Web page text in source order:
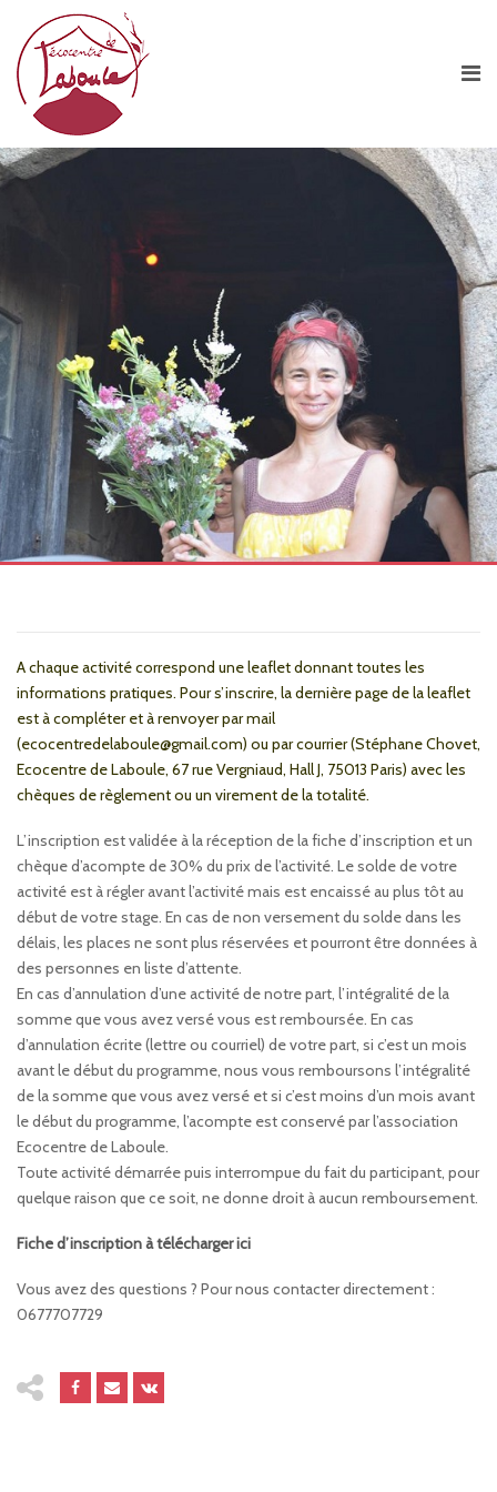
A chaque activité correspond une leaflet donnant toutes les
informations pratiques. Pour s’inscrire, la dernière page de la leaflet
est à compléter et à renvoyer par mail
(ecocentredelaboule@gmail.com) ou par courrier (Stéphane Chovet,
Ecocentre de Laboule, 67 rue Vergniaud, Hall J, 75013 Paris) avec les
chèques de règlement ou un virement de la totalité.
L’inscription est validée à la réception de la fiche d’inscription et un
chèque d’acompte de 30% du prix de l’activité. Le solde de votre
activité est à régler avant l’activité mais est encaissé au plus tôt au
début de votre stage. En cas de non versement du solde dans les
délais, les places ne sont plus réservées et pourront être données à
des personnes en liste d’attente.
En cas d’annulation d’une activité de notre part, l’intégralité de la
somme que vous avez versé vous est remboursée. En cas
d’annulation écrite (lettre ou courriel) de votre part, si c’est un mois
avant le début du programme, nous vous remboursons l’intégralité
de la somme que vous avez versé et si c’est moins d’un mois avant
le début du programme, l’acompte est conservé par l’association
Ecocentre de Laboule.
Toute activité démarrée puis interrompue du fait du participant, pour
quelque raison que ce soit, ne donne droit à aucun remboursement.
Fiche d’inscription à télécharger ici
Vous avez des questions ? Pour nous contacter directement :
0677707729